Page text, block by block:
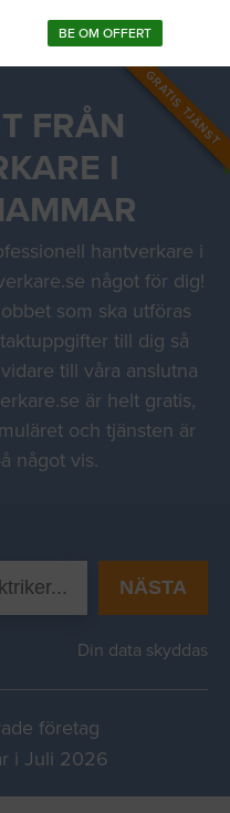
BE OM OFFERT
GRATIS TJÄNST
FRÅN
I
hantverkare i
något för dig!
som ska utföras
till dig så
till våra anslutna
är helt gratis,
och tjänsten är
något vis.
NÄSTA
Din data skyddas
företag
i Juli 2026